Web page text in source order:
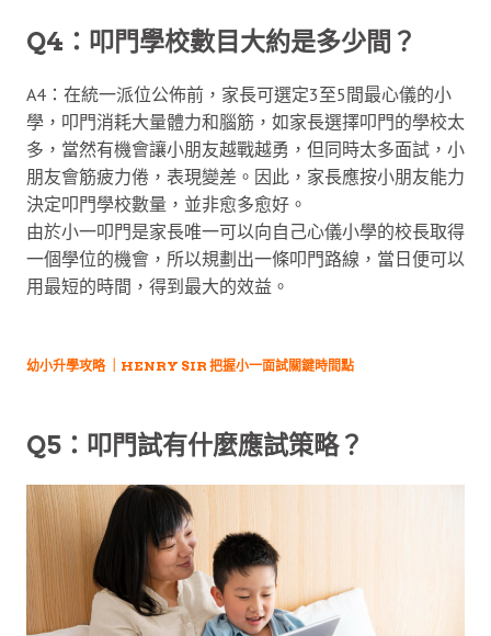
Q4：叩門學校數目大約是多少間？
A4：在統一派位公佈前，家長可選定3至5間最心儀的小
學，叩門消耗大量體力和腦筋，如家長選擇叩門的學校太
多，當然有機會讓小朋友越戰越勇，但同時太多面試，小
朋友會筋疲力倦，表現變差。因此，家長應按小朋友能力
決定叩門學校數量，並非愈多愈好。
由於小一叩門是家長唯一可以向自己心儀小學的校長取得
一個學位的機會，所以規劃出一條叩門路線，當日便可以
用最短的時間，得到最大的效益。
幼小升學攻略 ｜HENRY SIR 把握小一面試關鍵時間點
Q5：叩門試有什麼應試策略？